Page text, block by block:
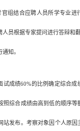
组结合应聘人员所学专业进
员根据专家提问进行答辩和
知。
试成绩60%的比例确定综合成
照综合成绩由高到低的顺序等
站发布。考察对象因个人原因